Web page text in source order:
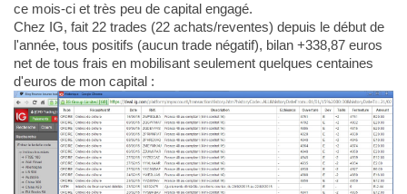
ce mois-ci et très peu de capital engagé.
Chez IG, fait 22 trades (22 achats/reventes) depuis le début de
l'année, tous positifs (aucun trade négatif), bilan +338,87 euros
net de tous frais en mobilisant seulement quelques centaines
d'euros de mon capital :